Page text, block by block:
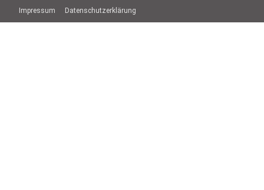
Impressum Datenschutzerklärung